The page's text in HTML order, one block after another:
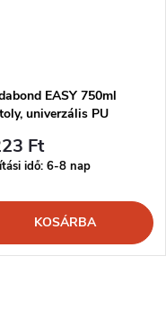
EASY 750ml
univerzális PU
Ft
idő: 6-8 nap
KOSÁRBA